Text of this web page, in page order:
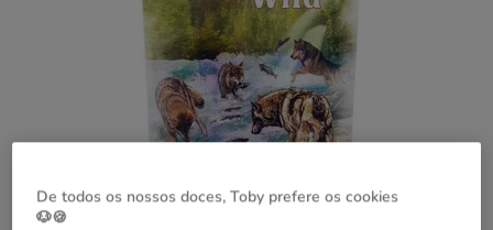
De todos os nossos doces, Toby prefere os cookies
🐶🍪